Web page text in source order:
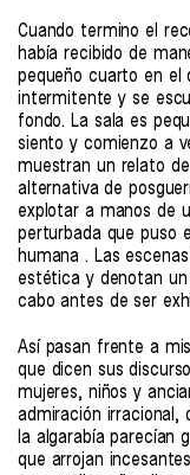
Cuando termino el
había recibido de
pequeño cuarto en el
intermitente y se
fondo. La sala es
siento y comienzo a
muestran un relato
alternativa de
explotar a manos de
perturbada que puso
humana . Las
estética y denotan
cabo antes de ser
Así pasan frente a
que dicen sus
mujeres, niños y
admiración irracional,
la algarabía parecían
que arrojan